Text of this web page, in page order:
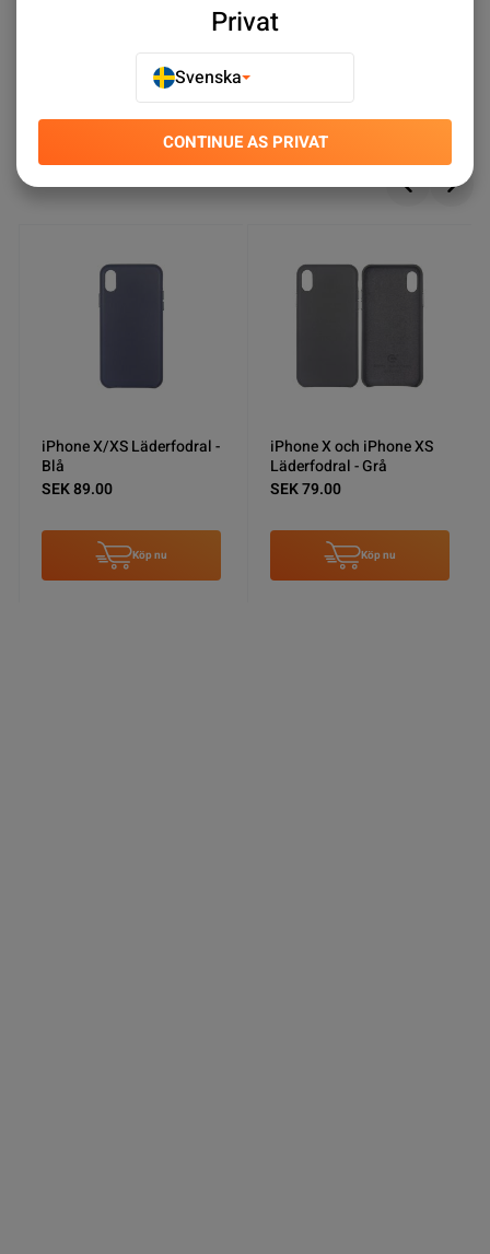
Produktspecifikationer
Du kanske också gillar
iPhone X/XS Läderfodral -
Blå
SEK 89.00
Köp nu
iPhone X och iPhone XS
Läderfodral - Grå
SEK 79.00
Köp nu
Privat
Svenska
CONTINUE AS PRIVAT